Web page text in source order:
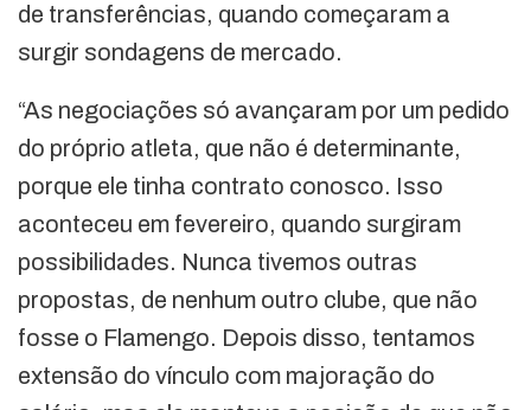
de transferências, quando começaram a
surgir sondagens de mercado.
“As negociações só avançaram por um pedido
do próprio atleta, que não é determinante,
porque ele tinha contrato conosco. Isso
aconteceu em fevereiro, quando surgiram
possibilidades. Nunca tivemos outras
propostas, de nenhum outro clube, que não
fosse o Flamengo. Depois disso, tentamos
extensão do vínculo com majoração do